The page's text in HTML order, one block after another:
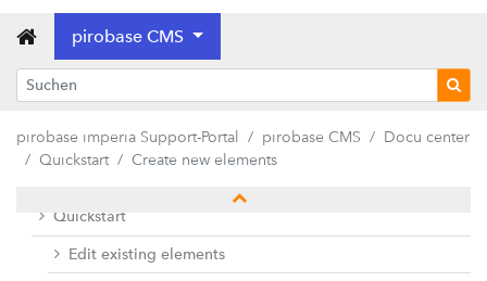
pirobase CMS
pirobase imperia Support-Portal pirobase CMS
Docu center
Quickstart
Create new elements
Releases
Quickstart
Edit existing elements